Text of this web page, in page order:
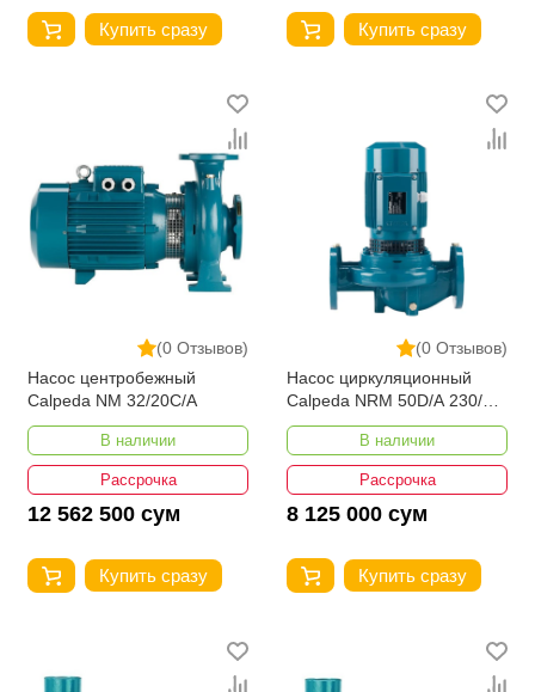
Купить сразу Купить сразу
(0 Отзывов)
Насос центробежный
Calpeda NM 32/20C/A
В наличии
Рассрочка
12 562 500 сум
Купить сразу
(0 Отзывов)
Насос циркуляционный
Calpeda NRM 50D/A 230/50
Hz
В наличии
Рассрочка
8 125 000 сум
Купить сразу